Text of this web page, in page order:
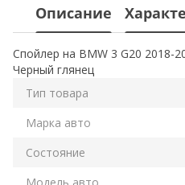
Описание
Спойлер на BMW 3 G20 2018-
Черный глянец
Тип товара
Марка авто
Состояние